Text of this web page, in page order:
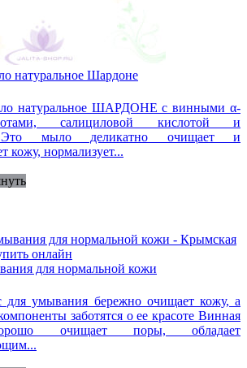
натуральное Шардоне
натуральное ШАРДОНЕ с винными α-
салициловой кислотой и
Это мыло деликатно очищает и
кожу, нормализует...
для нормальной кожи
умывания бережно очищает кожу, а
заботятся о ее красоте Винная
очищает поры, обладает